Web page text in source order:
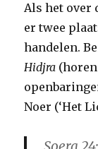
Als het over
er twee
handelen.
Hidjra (horen
Noer (‘Het